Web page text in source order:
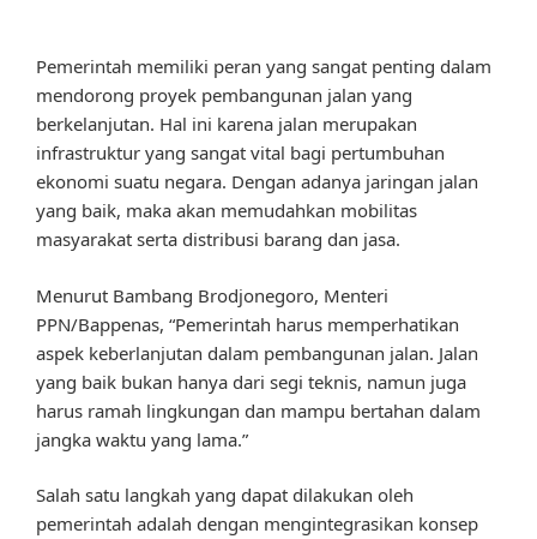
Pemerintah memiliki peran yang sangat penting dalam
mendorong proyek pembangunan jalan yang
berkelanjutan. Hal ini karena jalan merupakan
infrastruktur yang sangat vital bagi pertumbuhan
ekonomi suatu negara. Dengan adanya jaringan jalan
yang baik, maka akan memudahkan mobilitas
masyarakat serta distribusi barang dan jasa.
Menurut Bambang Brodjonegoro, Menteri
PPN/Bappenas, “Pemerintah harus memperhatikan
aspek keberlanjutan dalam pembangunan jalan. Jalan
yang baik bukan hanya dari segi teknis, namun juga
harus ramah lingkungan dan mampu bertahan dalam
jangka waktu yang lama.”
Salah satu langkah yang dapat dilakukan oleh
pemerintah adalah dengan mengintegrasikan konsep